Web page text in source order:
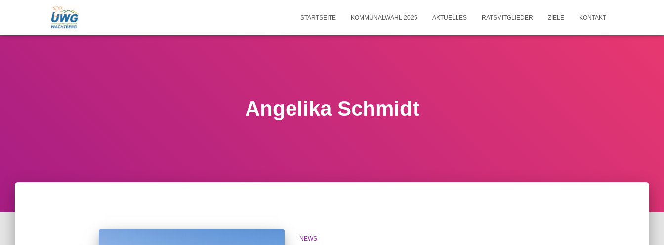
STARTSEITE KOMMUNALWAHL 2025 AKTUELLES RATSMITGLIEDER ZIELE KONTAKT
Angelika Schmidt
NEWS